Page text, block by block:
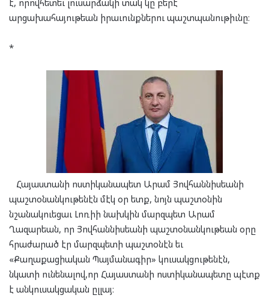
արցախահայութեան իրաւունքներու պաշտպանութիւնը։
*
Հայաստանի ոստիկանապետ Արամ Յովհաննիսեանի
պաշտօնանկութենէն մէկ օր ետք, նոյն պաշտօնին
նշանակուեցաւ Լոռիի նախկին մարզպետ Արամ
Ղազարեան, որ Յովհաննիսեանի պաշտօնանկութեան օրը
հրաժարած էր մարզպետի պաշտօնէն եւ
«Քաղաքացիական Պայմանագիր» կուսակցութենէն,
նկատի ունենալով,որ Հայաստանի ոստիկանապետը պէտք
է անկուսակցական ըլլայ։